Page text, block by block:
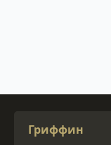
Гриффин